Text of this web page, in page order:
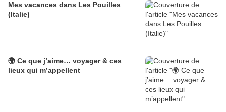
Mes vacances dans Les Pouilles
(Italie)
🌍 Ce que j’aime… voyager & ces
lieux qui m’appellent